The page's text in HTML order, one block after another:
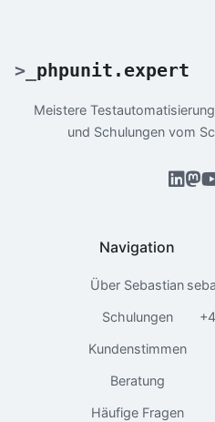
> phpunit.expert
Meistere
und Schulungen vom
Navigation
Über Sebastian
Schulungen
Kundenstimmen
Beratung
Häufige Fragen